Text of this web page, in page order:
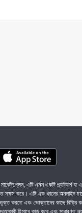
এটি এমন একটি প্ল্যাটফর্ম যা
করে। এটি এক ধরনের অনলাইন
করতে এবং ভোক্তাদের কাছে
হিসাবে কাজ করে এবং সাধারণত